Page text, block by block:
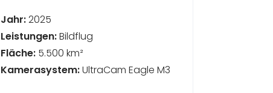
Jahr:2025
Leistungen:Bildflug
Fläche: 5.500 km²
Kamerasystem:UltraCam Eagle M3